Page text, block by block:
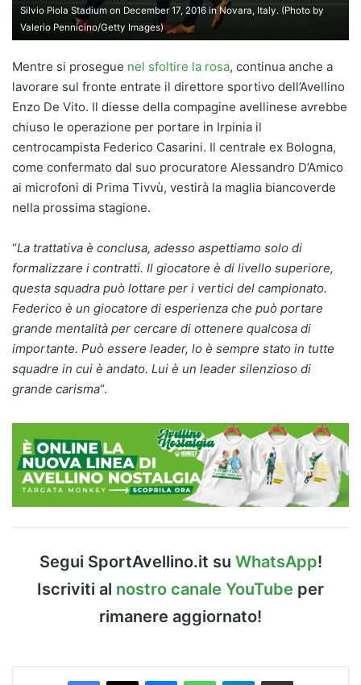
Silvio Piola Stadium on December 17, 2016 in Novara, Italy. (Photo by
Valerio Pennicino/Getty Images)
Mentre si prosegue nel sfoltire la rosa, continua anche a
lavorare sul fronte entrate il direttore sportivo dell’Avellino
Enzo De Vito. Il diesse della compagine avellinese avrebbe
chiuso le operazione per portare in Irpinia il
centrocampista Federico Casarini. Il centrale ex Bologna,
come confermato dal suo procuratore Alessandro D’Amico
ai microfoni di Prima Tivvù, vestirà la maglia biancoverde
nella prossima stagione.
“La trattativa è conclusa, adesso aspettiamo solo di
formalizzare i contratti. Il giocatore è di livello superiore,
questa squadra può lottare per i vertici del campionato.
Federico è un giocatore di esperienza che può portare
grande mentalità per cercare di ottenere qualcosa di
importante. Può essere leader, lo è sempre stato in tutte
squadre in cui è andato. Lui è un leader silenzioso di
grande carisma“.
Segui SportAvellino.it su WhatsApp!
Iscriviti al nostro canale YouTube per
rimanere aggiornato!
Facebook
X MessengerWhatsAppTelegramCondividi via Email